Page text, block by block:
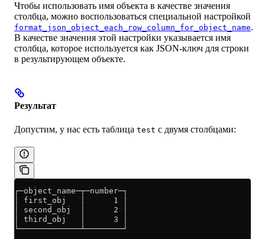
Чтобы использовать имя объекта в качестве значения
столбца, можно воспользоваться специальной настройкой
format_json_object_each_row_column_for_object_name.
В качестве значения этой настройки указывается имя
столбца, которое используется как JSON-ключ для строки
в результирующем объекте.
Результат
Допустим, у нас есть таблица test с двумя столбцами:
┌─object_name─┬─number─┐
│ first_obj   │      1 │
│ second_obj  │      2 │
│ third_obj   │      3 │
└─────────────┴────────┘